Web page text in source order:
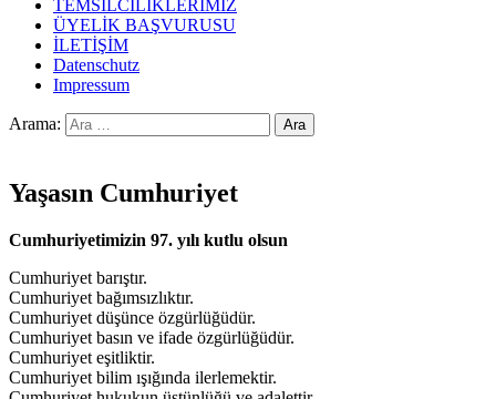
TEMSİLCİLİKLERİMİZ
ÜYELİK BAŞVURUSU
İLETİŞİM
Datenschutz
Impressum
Arama:
Yaşasın Cumhuriyet
Cumhuriyetimizin 97. yılı kutlu olsun
Cumhuriyet barıştır.
Cumhuriyet bağımsızlıktır.
Cumhuriyet düşünce özgürlüğüdür.
Cumhuriyet basın ve ifade özgürlüğüdür.
Cumhuriyet eşitliktir.
Cumhuriyet bilim ışığında ilerlemektir.